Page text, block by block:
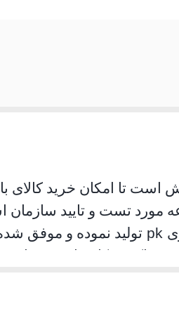
تا امکان خرید کالای با
تست و تایید سازمان
pk تولید نموده و موفق
حداکثری کاربران شده